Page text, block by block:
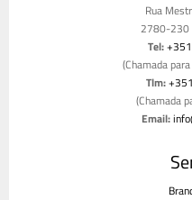
Rua
2780-230
Tel:
(Chamada
Tlm:
(Chamada
Email: